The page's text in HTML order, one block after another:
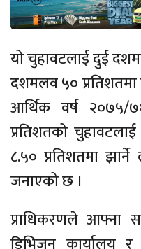
यो चुहावटलाई दुई
दशमलव ५० प्रतिशतमा
आर्थिक वर्ष २०७५/
प्रतिशतको
८.५० प्रतिशतमा
जनाएको छ ।
प्राधिकरणले आफ्ना